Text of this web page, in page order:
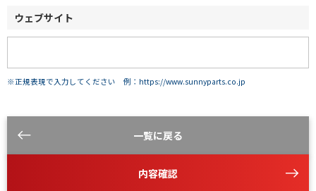
ウェブサイト
※正規表現で入力してください 例：https://www.sunnyparts.co.jp
一覧に戻る
内容確認